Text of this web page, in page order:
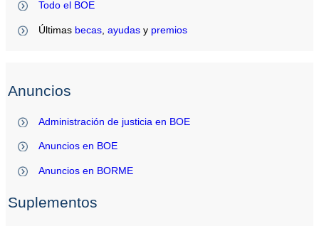
Todo el BOE
Últimas becas ,ayudas y premios
Anuncios
Administración de justicia en BOE
Anuncios en BOE
Anuncios en BORME
Suplementos